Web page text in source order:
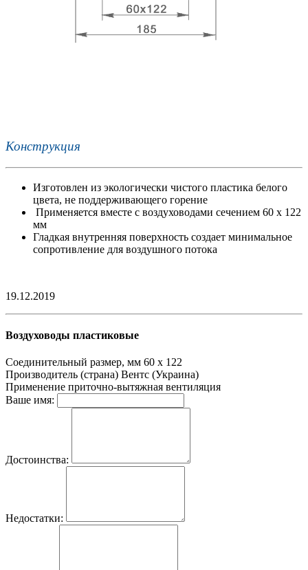
Конструкция
Изготовлен из экологически чистого пластика белого
цвета, не поддерживающего горение
Применяется вместе с воздуховодами сечением 60 х 122
мм
Гладкая внутренняя поверхность создает минимальное
сопротивление для воздушного потока
19.12.2019
Воздуховоды пластиковые
Соединительный размер, мм 60 х 122
Производитель (страна) Вентс (Украина)
Применение приточно-вытяжная вентиляция
Ваше имя:
Достоинства:
Недостатки: